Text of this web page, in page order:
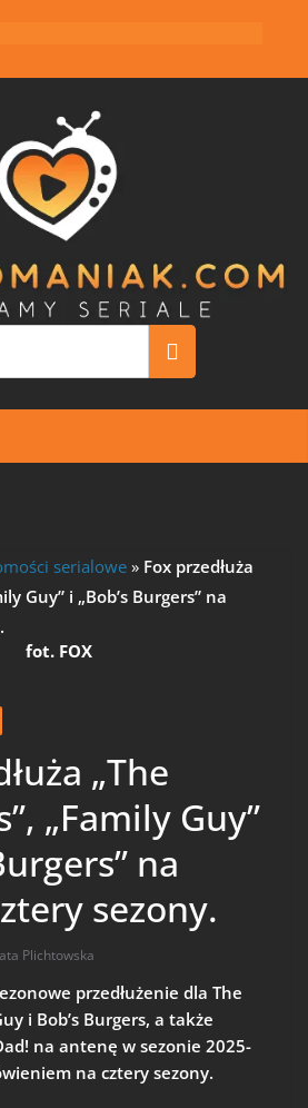
serialowe» Fox przedłuża
Guy” i „Bob’s Burgers” na
fot. FOX
„The
„Family Guy”
na
sezony.
Plichtowska
przedłużenie dla The
i Bob’s Burgers, a także
na antenę w sezonie 2025-
na cztery sezony.